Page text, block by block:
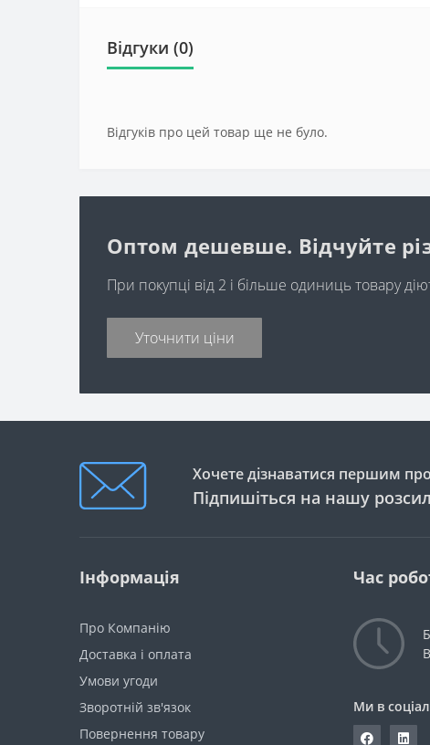
Відгуки (0)
Відгуків про цей товар ще не було.
Оптом дешевше. Відчуйте
При покупці від 2 і більше одиниць товару
Уточнити ціни
Хочете дізнаватися першим про
Підпишіться на нашу
Інформація
Про Компанію
Доставка і оплата
Умови угоди
Зворотній зв'язок
Повернення товару
Час
Ми в